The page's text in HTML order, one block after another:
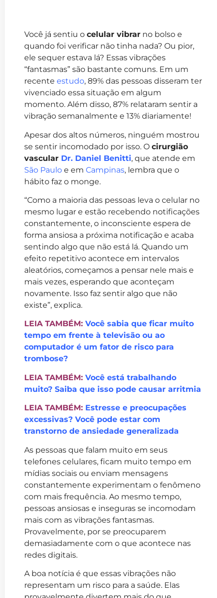
Você já sentiu o celular vibrar no bolso e
quando foi verificar não tinha nada? Ou pior,
ele sequer estava lá? Essas vibrações
“fantasmas” são bastante comuns. Em um
recente estudo, 89% das pessoas disseram ter
vivenciado essa situação em algum
momento. Além disso, 87% relataram sentir a
vibração semanalmente e 13% diariamente!
Apesar dos altos números, ninguém mostrou
se sentir incomodado por isso. O cirurgião
vascular Dr. Daniel Benitti, que atende em
São Paulo e em Campinas, lembra que o
hábito faz o monge.
“Como a maioria das pessoas leva o celular no
mesmo lugar e estão recebendo notificações
constantemente, o inconsciente espera de
forma ansiosa a próxima notificação e acaba
sentindo algo que não está lá. Quando um
efeito repetitivo acontece em intervalos
aleatórios, começamos a pensar nele mais e
mais vezes, esperando que aconteçam
novamente. Isso faz sentir algo que não
existe”, explica.
LEIA TAMBÉM: Você sabia que ficar muito
tempo em frente à televisão ou ao
computador é um fator de risco para
trombose?
LEIA TAMBÉM: Você está trabalhando
muito? Saiba que isso pode causar arritmia
LEIA TAMBÉM: Estresse e preocupações
excessivas? Você pode estar com
transtorno de ansiedade generalizada
As pessoas que falam muito em seus
telefones celulares, ficam muito tempo em
mídias sociais ou enviam mensagens
constantemente experimentam o fenômeno
com mais frequência. Ao mesmo tempo,
pessoas ansiosas e inseguras se incomodam
mais com as vibrações fantasmas.
Provavelmente, por se preocuparem
demasiadamente com o que acontece nas
redes digitais.
A boa notícia é que essas vibrações não
representam um risco para a saúde. Elas